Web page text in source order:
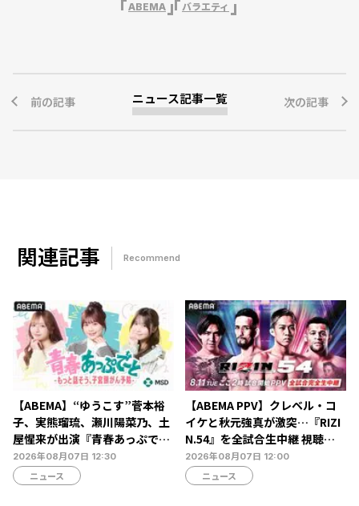
ABEMA バラエティ
前の記事 ニュース記事一覧 次の記事
関連記事 Recommend
【ABEMA】“ゆうこす”菅本裕
子、実熊瑠琉、瀬川陽菜乃、土
屋惺来が出演『青春あっぷで～
と -もっと話そう、子宮頸がん
予防-』放送決定…恋愛・人間
関係からカラダの悩みまで本音
2026年08月07日 12:30
ニュース
【ABEMA PPV】クレベル・コ
イケと秋元強真が激突…『RIZI
N.54』を全試合生中継 視聴チ
ケット販売中
2026年08月07日 12:00
ニュース